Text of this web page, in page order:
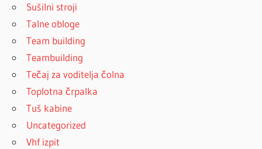
Sušilni stroji
Talne obloge
Team building
Teambuilding
Tečaj za voditelja čolna
Toplotna črpalka
Tuš kabine
Uncategorized
Vhf izpit